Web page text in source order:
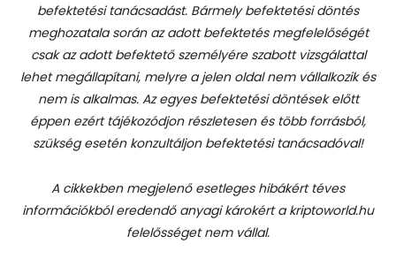
befektetési tanácsadást. Bármely befektetési döntés
meghozatala során az adott befektetés megfelelőségét
csak az adott befektető személyére szabott vizsgálattal
lehet megállapítani, melyre a jelen oldal nem vállalkozik és
nem is alkalmas. Az egyes befektetési döntések előtt
éppen ezért tájékozódjon részletesen és több forrásból,
szükség esetén konzultáljon befektetési tanácsadóval!
A cikkekben megjelenő esetleges hibákért téves
információkból eredendő anyagi károkért a kriptoworld.hu
felelősséget nem vállal.